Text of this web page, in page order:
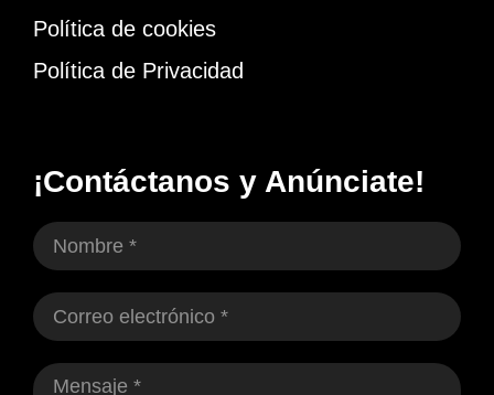
Política de cookies
Política de Privacidad
¡Contáctanos y Anúnciate!